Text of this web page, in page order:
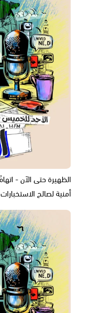
الظهيرة حتى الآن -
أمنية لصالح الاستخبارات